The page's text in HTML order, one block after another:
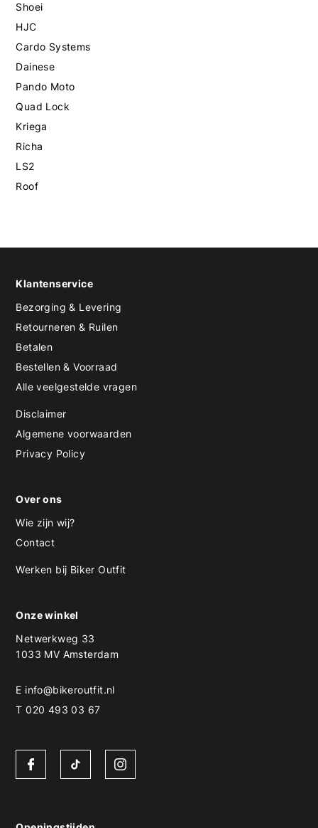
Shoei
HJC
Cardo Systems
Dainese
Pando Moto
Quad Lock
Kriega
Richa
LS2
Roof
Klantenservice
Bezorging & Levering
Retourneren & Ruilen
Betalen
Bestellen & Voorraad
Alle veelgestelde vragen
Disclaimer
Algemene voorwaarden
Privacy Policy
Over ons
Wie zijn wij?
Contact
Werken bij Biker Outfit
Onze winkel
Netwerkweg 33
1033 MV Amsterdam
E info@bikeroutfit.nl
T 020 493 03 67